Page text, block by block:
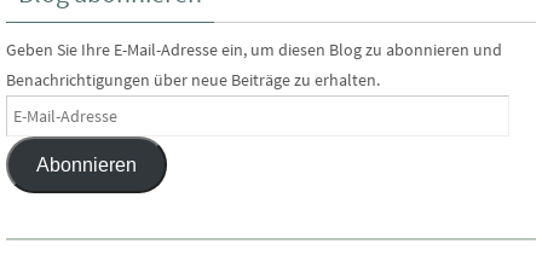
Geben Sie Ihre E-Mail-Adresse ein, um diesen Blog zu abonnieren und
Benachrichtigungen über neue Beiträge zu erhalten.
E-
Mail-
AdresseAbonnieren